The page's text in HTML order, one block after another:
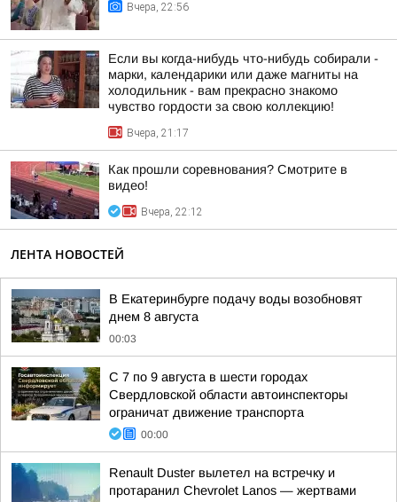
Вчера, 22:56
Если вы когда-нибудь что-нибудь собирали -
марки, календарики или даже магниты на
холодильник - вам прекрасно знакомо
чувство гордости за свою коллекцию!
Вчера, 21:17
Как прошли соревнования? Смотрите в
видео!
Вчера, 22:12
ЛЕНТА НОВОСТЕЙ
В Екатеринбурге подачу воды возобновят
днем 8 августа
00:03
С 7 по 9 августа в шести городах
Свердловской области автоинспекторы
ограничат движение транспорта
00:00
Renault Duster вылетел на встречку и
протаранил Chevrolet Lanos — жертвами